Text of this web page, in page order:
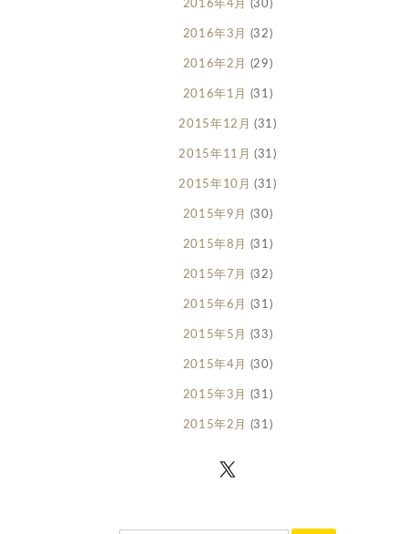
2016年4月 (30)
2016年3月 (32)
2016年2月 (29)
2016年1月 (31)
2015年12月 (31)
2015年11月 (31)
2015年10月 (31)
2015年9月 (30)
2015年8月 (31)
2015年7月 (32)
2015年6月 (31)
2015年5月 (33)
2015年4月 (30)
2015年3月 (31)
2015年2月 (31)